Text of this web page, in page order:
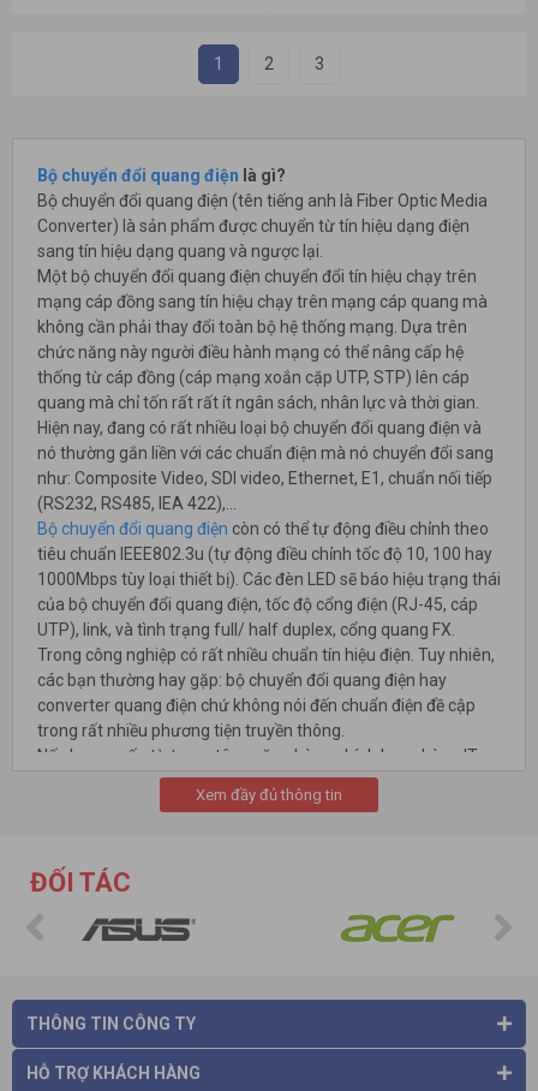
1 2 3
Bộ chuyển đổi quang điện là gì?
Bộ chuyển đổi quang điện (tên tiếng anh là Fiber Optic Media
Converter) là sản phẩm được chuyển từ tín hiệu dạng điện
sang tín hiệu dạng quang và ngược lại.
Một bộ chuyển đổi quang điện chuyển đổi tín hiệu chạy trên
mạng cáp đồng sang tín hiệu chạy trên mạng cáp quang mà
không cần phải thay đổi toàn bộ hệ thống mạng. Dựa trên
chức năng này người điều hành mạng có thể nâng cấp hệ
thống từ cáp đồng (cáp mạng xoắn cặp UTP, STP) lên cáp
quang mà chỉ tốn rất rất ít ngân sách, nhân lực và thời gian.
Hiện nay, đang có rất nhiều loại bộ chuyển đổi quang điện và
nó thường gắn liền với các chuẩn điện mà nó chuyển đổi sang
như: Composite Video, SDI video, Ethernet, E1, chuẩn nối tiếp
(RS232, RS485, IEA 422),...
Bộ chuyển đổi quang điện còn có thể tự động điều chỉnh theo
tiêu chuẩn IEEE802.3u (tự động điều chỉnh tốc độ 10, 100 hay
1000Mbps tùy loại thiết bị). Các đèn LED sẽ báo hiệu trạng thái
của bộ chuyển đổi quang điện, tốc độ cổng điện (RJ-45, cáp
UTP), link, và tình trạng full/ half duplex, cổng quang FX.
Trong công nghiệp có rất nhiều chuẩn tín hiệu điện. Tuy nhiên,
các bạn thường hay gặp: bộ chuyển đổi quang điện hay
converter quang điện chứ không nói đến chuẩn điện đề cập
trong rất nhiều phương tiện truyền thông.
Nếu bạn muốn từ trung tâm, văn phòng chính hay phòng IT
kết nối đến 14 hay 16 nhà xưởng, văn phòng chi nhánh các
converter quang độc lập này cũng có thể được gắn tập trung
Xem đầy đủ thông tin
ĐỐI TÁC
THÔNG TIN CÔNG TY
HỖ TRỢ KHÁCH HÀNG